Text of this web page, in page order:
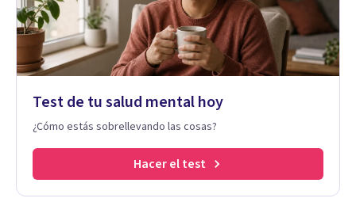
Test de tu salud mental hoy
¿Cómo estás sobrellevando las cosas?
Hacer el test